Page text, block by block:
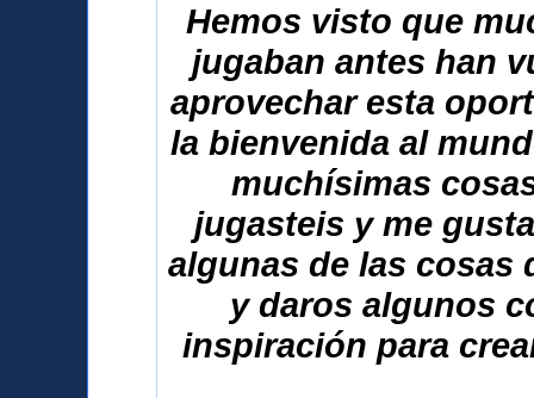
Hemos visto que
jugaban antes han
aprovechar esta
la bienvenida al
muchísimas
jugasteis y me
algunas de las cosas
y daros algunos
inspiración para